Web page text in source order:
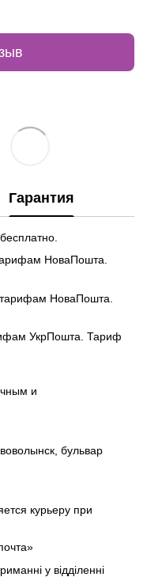
Гарантия
НоваПошта.
НоваПошта.
УкрПошта. Тариф
и
бульвар
курьеру при
у відділенні